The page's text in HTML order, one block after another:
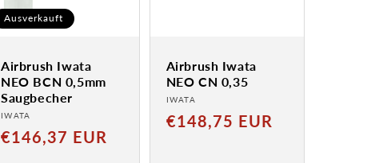
Ausverkauft
Airbrush Iwata
NEO BCN 0,5mm
Saugbecher
Anbieter:
IWATA
Normaler
€146,37 EUR
Airbrush Iwata
NEO CN 0,35
Anbieter:
IWATA
Normaler
€148,75 EUR